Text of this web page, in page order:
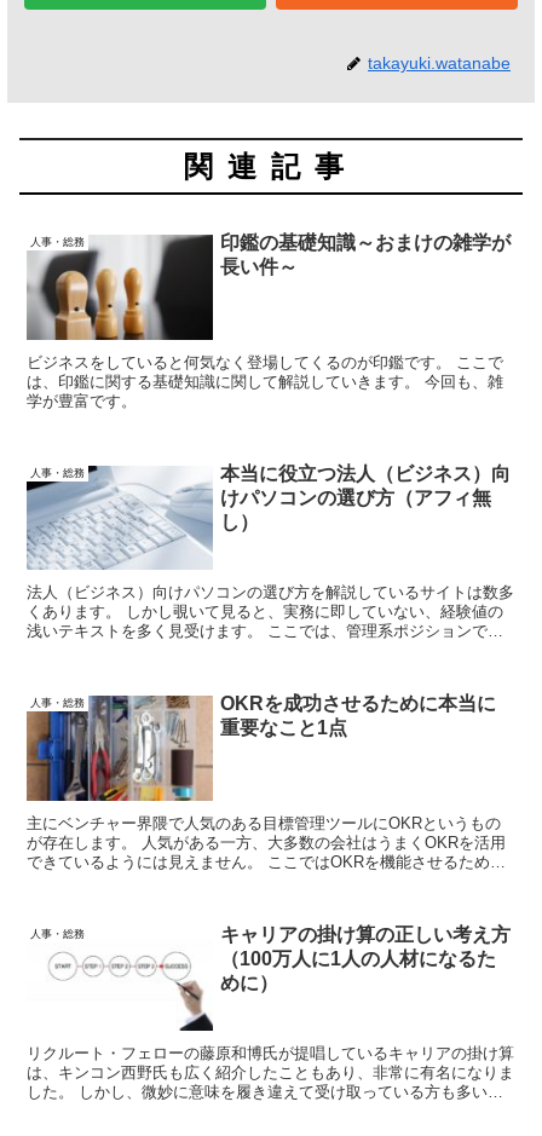
takayuki.watanabe
関連記事
人事・総務
印鑑の基礎知識～おまけの雑学が
長い件～
ビジネスをしていると何気なく登場してくるのが印鑑です。 ここで
は、印鑑に関する基礎知識に関して解説していきます。 今回も、雑
学が豊富です。
人事・総務
本当に役立つ法人（ビジネス）向
けパソコンの選び方（アフィ無
し）
法人（ビジネス）向けパソコンの選び方を解説しているサイトは数多
くあります。 しかし覗いて見ると、実務に即していない、経験値の
浅いテキストを多く見受けます。 ここでは、管理系ポジションで長
人事・総務
OKRを成功させるために本当に
重要なこと1点
主にベンチャー界隈で人気のある目標管理ツールにOKRというもの
が存在します。 人気がある一方、大多数の会社はうまくOKRを活用
できているようには見えません。 ここではOKRを機能させるために
人事・総務
キャリアの掛け算の正しい考え方
（100万人に1人の人材になるた
めに）
リクルート・フェローの藤原和博氏が提唱しているキャリアの掛け算
は、キンコン西野氏も広く紹介したこともあり、非常に有名になりま
した。 しかし、微妙に意味を履き違えて受け取っている方も多いよ